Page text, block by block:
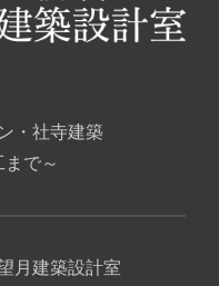
・社寺建築
まで～
月建築設計室